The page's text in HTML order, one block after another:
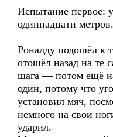
Испытание первое:
одиннадцати метров.
Роналду подошёл к
отошёл назад на те
шага — потом ещё
один, потому что
установил мяч,
немного на свои
ударил.